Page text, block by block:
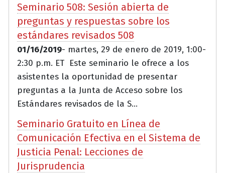
Seminario 508: Sesión abierta de
preguntas y respuestas sobre los
estándares revisados 508
01/16/2019- martes, 29 de enero de 2019, 1:00-
2:30 p.m. ET Este seminario le ofrece a los
asistentes la oportunidad de presentar
preguntas a la Junta de Acceso sobre los
Estándares revisados de la S...
Seminario Gratuito en Línea de
Comunicación Efectiva en el Sistema de
Justicia Penal: Lecciones de
Jurisprudencia